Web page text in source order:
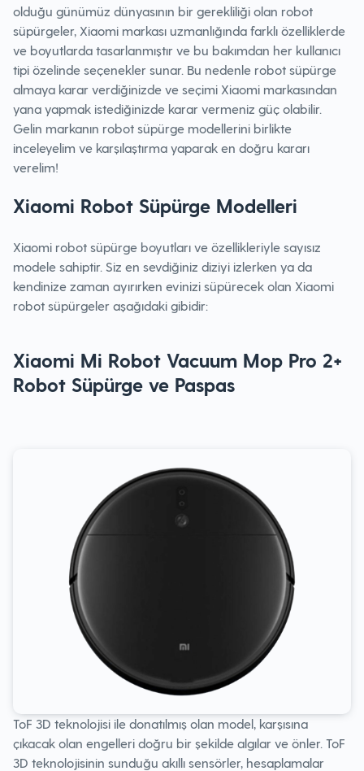
olduğu günümüz dünyasının bir gerekliliği olan robot
süpürgeler, Xiaomi markası uzmanlığında farklı özelliklerde
ve boyutlarda tasarlanmıştır ve bu bakımdan her kullanıcı
tipi özelinde seçenekler sunar. Bu nedenle robot süpürge
almaya karar verdiğinizde ve seçimi Xiaomi markasından
yana yapmak istediğinizde karar vermeniz güç olabilir.
Gelin markanın robot süpürge modellerini birlikte
inceleyelim ve karşılaştırma yaparak en doğru kararı
verelim!
Xiaomi Robot Süpürge Modelleri
Xiaomi robot süpürge boyutları ve özellikleriyle sayısız
modele sahiptir. Siz en sevdiğiniz diziyi izlerken ya da
kendinize zaman ayırırken evinizi süpürecek olan Xiaomi
robot süpürgeler aşağıdaki gibidir:
Xiaomi Mi Robot Vacuum Mop Pro 2+
Robot Süpürge ve Paspas
ToF 3D teknolojisi ile donatılmış olan model, karşısına
çıkacak olan engelleri doğru bir şekilde algılar ve önler. ToF
3D teknolojisinin sunduğu akıllı sensörler, hesaplamalar